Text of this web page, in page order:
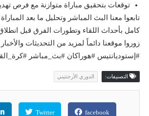
توقعات بتحقيق مباراة متوازنة مع فرص
تابعوا معنا البث المباشر وتحليل ما بعد
كامل بأحداث اللقاء وتطورات الفرق قبل
زوروا موقعنا دائماً لمزيد من التحديثات
#إستوديانتيس #هوراكان #بث_مباشر
التصنيفات: الدوري الأرجنتيني
facebook
Twitter